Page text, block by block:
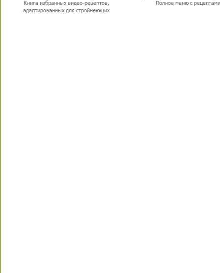
Книга избранных видео-рецептов,
адаптированных для стройнеющих
Полное меню с рецептами